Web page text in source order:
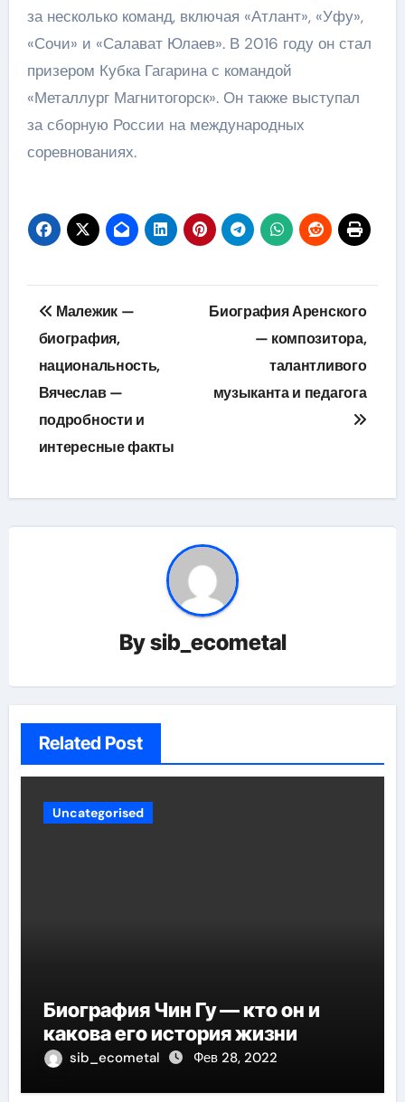
за несколько команд, включая «Атлант», «Уфу»,
«Сочи» и «Салават Юлаев». В 2016 году он стал
призером Кубка Гагарина с командой
«Металлург Магнитогорск». Он также выступал
за сборную России на международных
соревнованиях.
Навигация
по
записям
Малежик —
биография,
национальность,
Вячеслав —
подробности и
интересные факты
Биография Аренского
— композитора,
талантливого
музыканта и педагога
Bysib_ecometal
Related Post
Uncategorised
Биография Чин Гу — кто он и
какова его история жизни
sib_ecometal Фев 28, 2022